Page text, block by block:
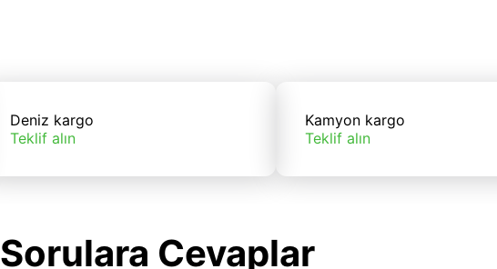
Deniz kargo
Teklif alın
Kamyon kargo
Teklif alın
Sorulara Cevaplar